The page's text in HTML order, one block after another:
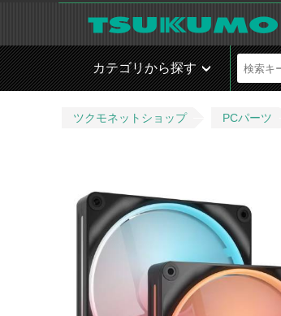
カテゴリから探す
ツクモネットショップ PCパーツ